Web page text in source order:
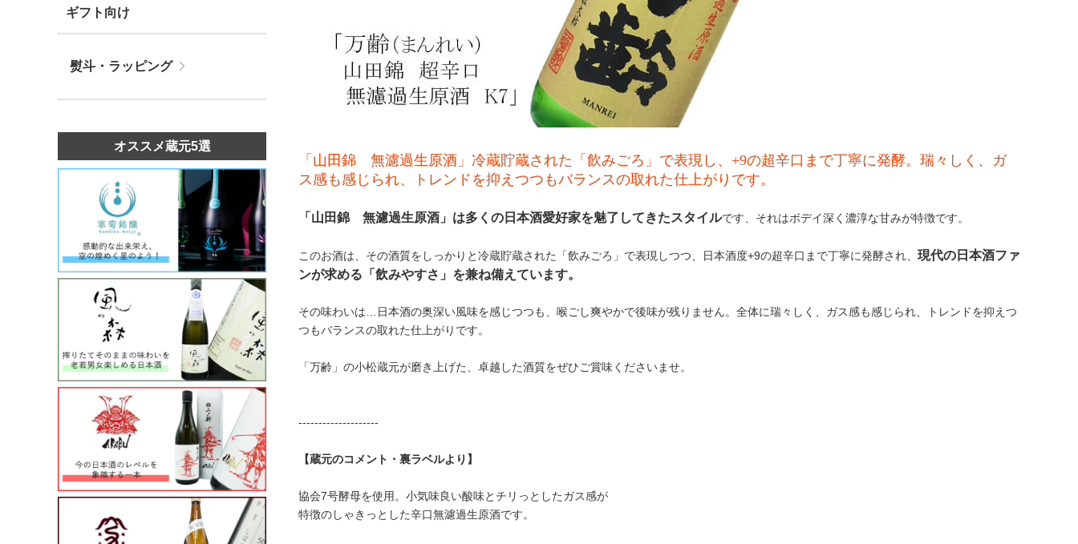
「山田錦 無濾過生原酒」冷蔵貯蔵された「飲みごろ」で表現し、+9の超辛口まで丁寧に発酵。瑞々しく、ガ
ス感も感じられ、トレンドを抑えつつもバランスの取れた仕上がりです。
「山田錦 無濾過生原酒」は多くの日本酒愛好家を魅了してきたスタイルです、それはボデイ深く濃淳な甘みが特徴です。
このお酒は、その酒質をしっかりと冷蔵貯蔵された「飲みごろ」で表現しつつ、日本酒度+9の超辛口まで丁寧に発酵され、 現代の日本酒ファ
ンが求める「飲みやすさ」を兼ね備えています。
その味わいは…日本酒の奥深い風味を感じつつも、喉ごし爽やかで後味が残りません。全体に瑞々しく、ガス感も感じられ、トレンドを抑えつ
つもバランスの取れた仕上がりです。
「万齢」の小松蔵元が磨き上げた、卓越した酒質をぜひご賞味くださいませ。
--------------------
【蔵元のコメント・裏ラベルより】
協会7号酵母を使用。小気味良い酸味とチリっとしたガス感が
特徴のしゃきっとした辛口無濾過生原酒です。
ギフト向け
熨斗・ラッピング
オススメ蔵元5選